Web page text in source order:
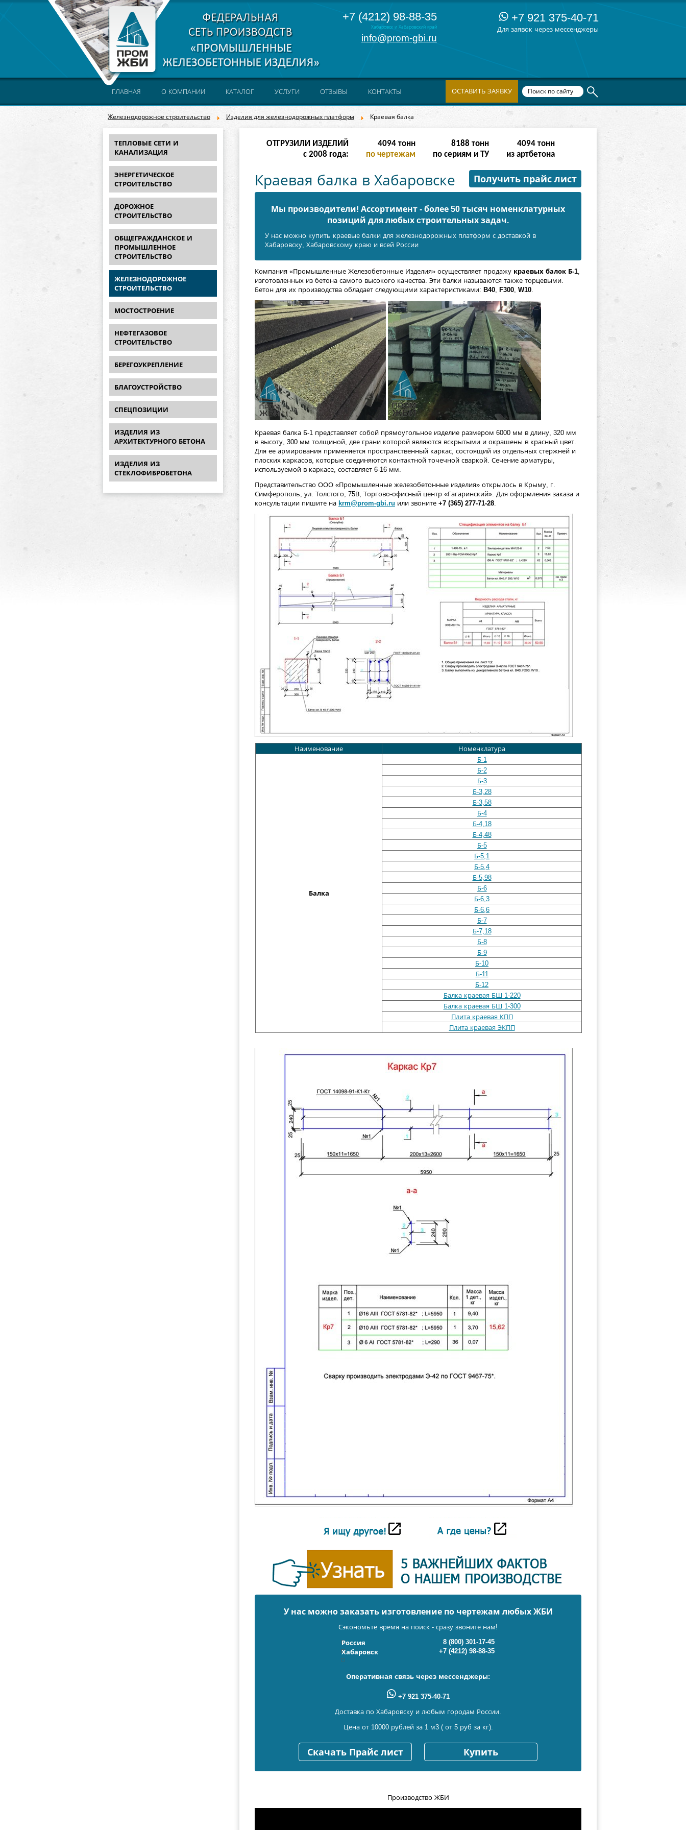
+7 (4212) 98-88-35
Хабаровск и Хабаровский край
info@prom-gbi.ru
+7 921 375-40-71
Для заявок через мессенджеры
Железнодорожное строительство Изделия для железнодорожных платформ Краевая балка
ГЛАВНАЯ О КОМПАНИИ КАТАЛОГ УСЛУГИ ОТЗЫВЫ КОНТАКТЫ ОСТАВИТЬ ЗАЯВКУ
ТЕПЛОВЫЕ СЕТИ И
КАНАЛИЗАЦИЯ
ЭНЕРГЕТИЧЕСКОЕ
СТРОИТЕЛЬСТВО
ДОРОЖНОЕ
СТРОИТЕЛЬСТВО
ОБЩЕГРАЖДАНСКОЕ И
ПРОМЫШЛЕННОЕ
СТРОИТЕЛЬСТВО
ЖЕЛЕЗНОДОРОЖНОЕ
СТРОИТЕЛЬСТВО
МОСТОСТРОЕНИЕ
НЕФТЕГАЗОВОЕ
СТРОИТЕЛЬСТВО
БЕРЕГОУКРЕПЛЕНИЕ
БЛАГОУСТРОЙСТВО
СПЕЦПОЗИЦИИ
ИЗДЕЛИЯ ИЗ
АРХИТЕКТУРНОГО БЕТОНА
ИЗДЕЛИЯ ИЗ
СТЕКЛОФИБРОБЕТОНА
ОТГРУЗИЛИ ИЗДЕЛИЙ
с 2008 года:
8190тонн
по чертежам
16380 тонн
по сериям и ТУ
8190тонн
из артбетона
Получить прайс лист
Краевая балка в Хабаровске
Мы производители! Ассортимент - более 50 тысяч номенклатурных
позиций для любых cтроительных задач.
У нас можно купить краевые балки для железнодорожных платформ с доставкой в
Хабаровску, Хабаровскому краю и всей России
Компания «Промышленные Железобетонные Изделия» осуществляет продажу краевых балок Б-1,
изготовленных из бетона самого высокого качества. Эти балки называются также торцевыми.
Бетон для их производства обладает следующими характеристиками: B40, F300, W10.
Краевая балка Б-1 представляет собой прямоугольное изделие размером 6000 мм в длину, 320 мм
в высоту, 300 мм толщиной, две грани которой являются вскрытыми и окрашены в красный цвет.
Для ее армирования применяется пространственный каркас, состоящий из отдельных стержней и
плоских каркасов, которые соединяются контактной точечной сваркой. Сечение арматуры,
используемой в каркасе, составляет 6-16 мм.
Представительство ООО «Промышленные железобетонные изделия» открылось в Крыму, г.
Симферополь, ул. Толстого, 75В, Торгово-офисный центр «Гагаринский». Для оформления заказа и
консультации пишите на krm@prom-gbi.ru или звоните +7 (365) 277-71-28.
Наименование Номенклатура
Балка
Б-1
Б-2
Б-3
Б-3,28
Б-3,58
Б-4
Б-4,18
Б-4,48
Б-5
Б-5,1
Б-5,4
Б-5,98
Б-6
Б-6,3
Б-6,6
Б-7
Б-7,18
Б-8
Б-9
Б-10
Б-11
Б-12
Балка краевая БШ 1-220
Балка краевая БШ 1-300
Плита краевая КПП
Плита краевая ЭКПП
У нас можно заказать изготовление по чертежам любых ЖБИ
Сэкономьте время на поиск - сразу звоните нам!
Россия
8 (800) 301-17-45
Хабаровск
+7 (4212) 98-88-35
Оперативная связь через мессенджеры:
+7 921 375-40-71
Доставка по Хабаровску и любым городам России.
Цена от 10000 рублей за 1 м3 ( от 5 руб за кг).
Скачать Прайс лист Купить
Производство ЖБИ